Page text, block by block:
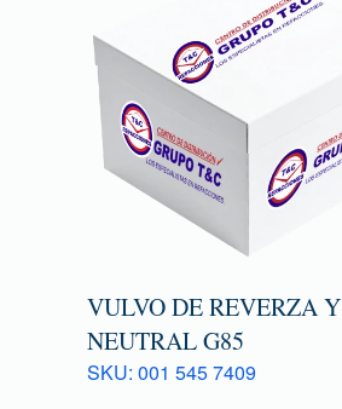
VULVO DE REVERZA Y
NEUTRAL G85
SKU: 001 545 7409